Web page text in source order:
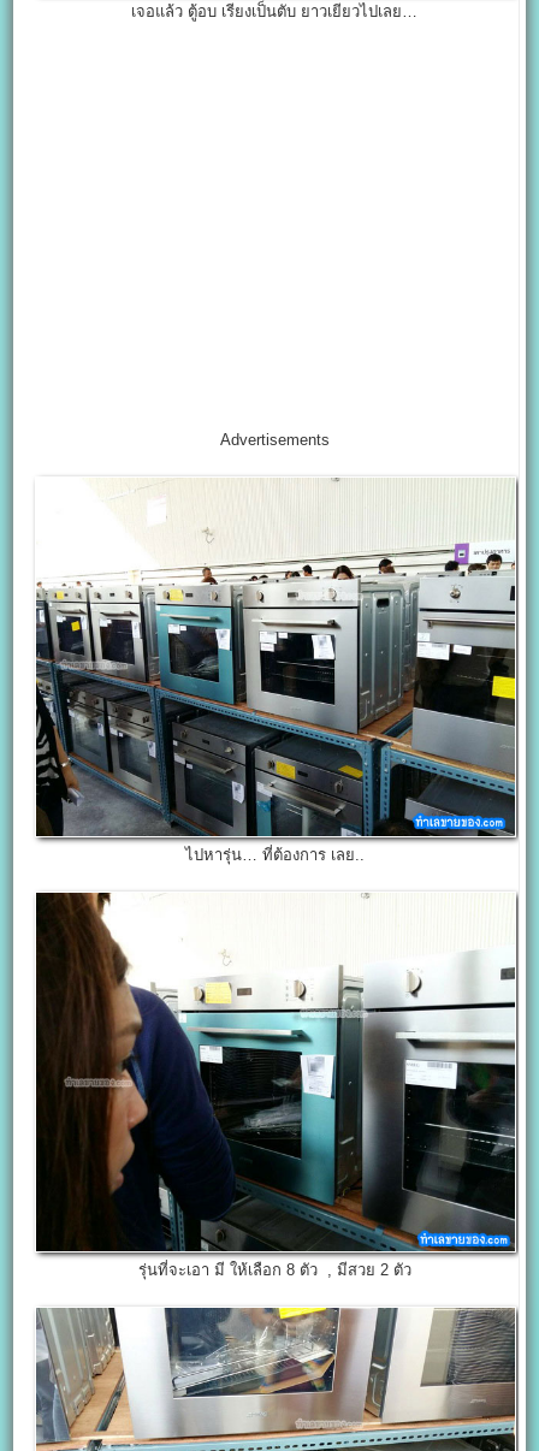
เจอแล้ว ตู้อบ เรียงเป็นตับ ยาวเยียวไปเลย…
Advertisements
ไปหารุ่น… ที่ต้องการ เลย..
รุ่นที่จะเอา มี ให้เลือก 8 ตัว , มีสวย 2 ตัว